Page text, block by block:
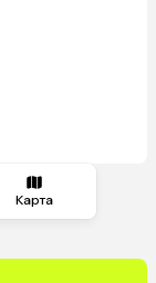
Карта